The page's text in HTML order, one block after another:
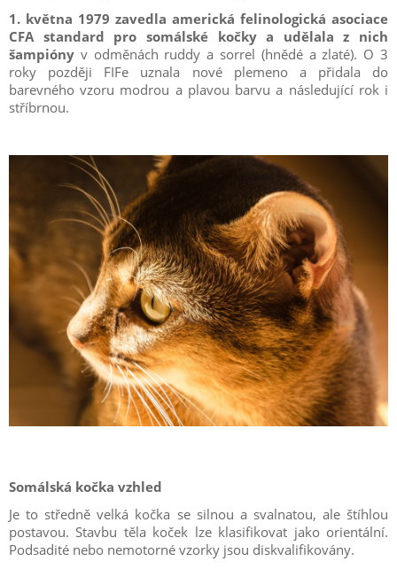
1. května 1979 zavedla americká felinologická asociace
CFA standard pro somálské kočky a udělala z nich
šampióny v odměnách ruddy a sorrel (hnědé a zlaté). O 3
roky později FIFe uznala nové plemeno a přidala do
barevného vzoru modrou a plavou barvu a následující rok i
stříbrnou.
Somálská kočka vzhled
Je to středně velká kočka se silnou a svalnatou, ale štíhlou
postavou. Stavbu těla koček lze klasifikovat jako orientální.
Podsadité nebo nemotorné vzorky jsou diskvalifikovány.